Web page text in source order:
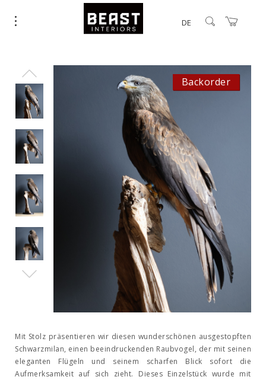
DE
Backorder
Mit Stolz präsentieren wir diesen wunderschönen ausgestopften
Schwarzmilan, einen beeindruckenden Raubvogel, der mit seinen
eleganten Flügeln und seinem scharfen Blick sofort die
Aufmerksamkeit auf sich zieht. Dieses Einzelstück wurde mit